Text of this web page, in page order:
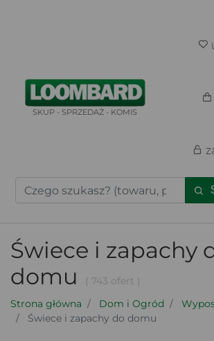
SKUP - SPRZEDAŻ - KOMIS
Świece i zapachy
domu
( 743 ofert )
Strona główna
Dom i Ogród
Świece i zapachy do domu